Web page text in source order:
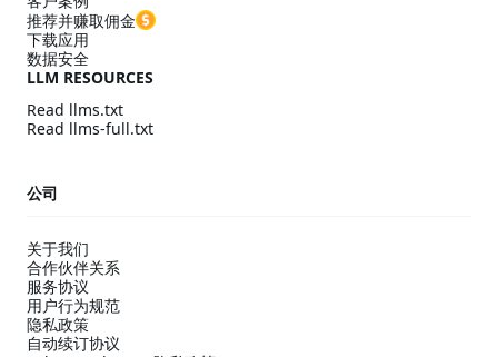
推荐并赚取佣金
下载应用
数据安全
LLM RESOURCES
Read llms.txt
Read llms-full.txt
公司
关于我们
合作伙伴关系
服务协议
用户行为规范
隐私政策
自动续订协议